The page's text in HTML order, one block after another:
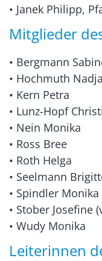
• Janek Philipp,
Mitglieder
• Bergmann
• Hochmuth
• Kern Petra
• Lunz-Hopf
• Nein Monika
• Ross Bree
• Roth Helga
• Seelmann
• Spindler Monika
• Stober Josefine
• Wudy Monika
Leiterinnen